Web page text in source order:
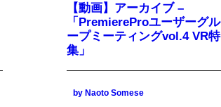
【動画】アーカイブ –
「PremiereProユーザーグル
ープミーティングvol.4 VR特
集」
by Naoto Somese